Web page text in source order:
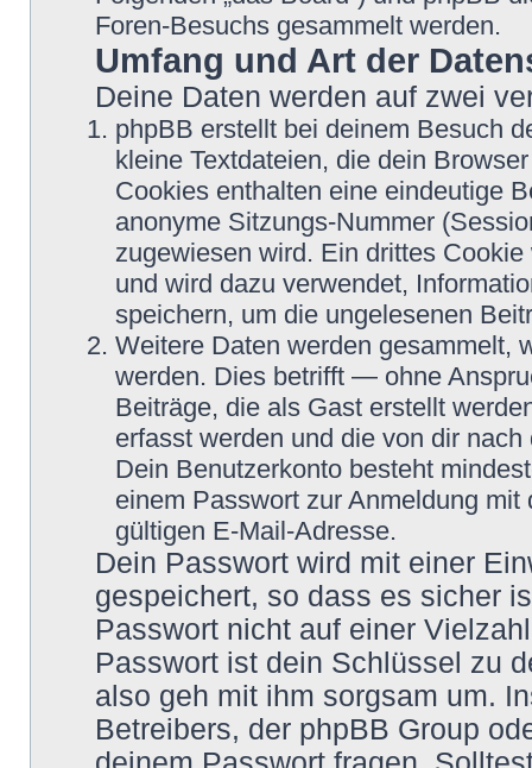
Foren-Besuchs gesammelt werden.
Umfang und Art der
Deine Daten werden auf zwei
phpBB erstellt bei deinem Besuch
kleine Textdateien, die dein
Cookies enthalten eine eindeutige
anonyme Sitzungs-Nummer
zugewiesen wird. Ein drittes
und wird dazu verwendet,
speichern, um die ungelesenen
Weitere Daten werden gesammelt,
werden. Dies betrifft — ohne
Beiträge, die als Gast erstellt
erfasst werden und die von dir
Dein Benutzerkonto besteht
einem Passwort zur Anmeldung
gültigen E-Mail-Adresse.
Dein Passwort wird mit einer
gespeichert, so dass es sicher
Passwort nicht auf einer
Passwort ist dein Schlüssel zu
also geh mit ihm sorgsam um.
Betreibers, der phpBB Group